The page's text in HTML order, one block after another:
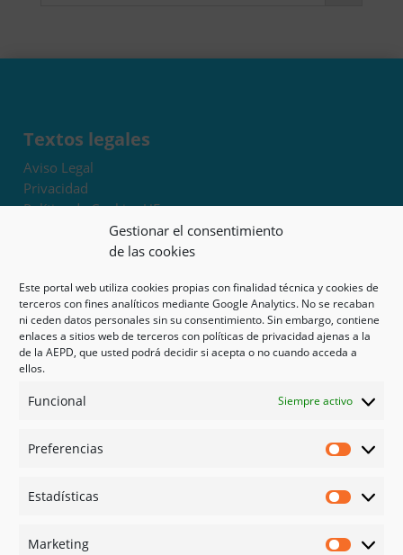
Gestionar el consentimiento
de las cookies
Este portal web utiliza cookies propias con finalidad técnica y cookies de
terceros con fines analíticos mediante Google Analytics. No se recaban
ni ceden datos personales sin su consentimiento. Sin embargo, contiene
enlaces a sitios web de terceros con políticas de privacidad ajenas a la
de la AEPD, que usted podrá decidir si acepta o no cuando acceda a
ellos.
Funcional Siempre activo
Preferencias
Estadísticas
Marketing
Textos legales
Aviso Legal
Privacidad
Política de Cookies UE
Términos y condiciones
Exoneración de responsabilidad
Mapa del sitio
Mi cuenta
Tienda
Psicología en Murcia
Guías
Redes sociales
Instagram
Linked in